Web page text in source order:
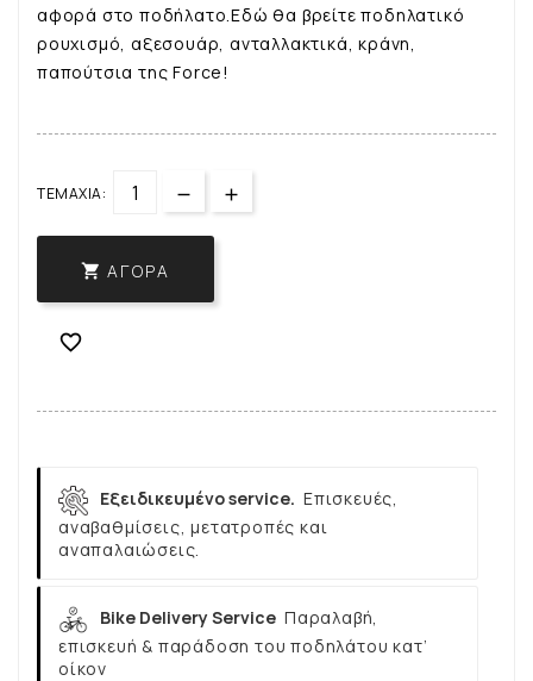
αφορά στο ποδήλατο.Εδώ θα βρείτε ποδηλατικό
ρουχισμό, αξεσουάρ, ανταλλακτικά, κράνη,
παπούτσια της Force!
ΤΕΜΆΧΙΑ:
 ΑΓΟΡΆ

Εξειδικευμένο service. Επισκευές,
αναβαθμίσεις, μετατροπές και
αναπαλαιώσεις.
Bike Delivery Service Παραλαβή,
επισκευή & παράδοση του ποδηλάτου κατ’
οίκον